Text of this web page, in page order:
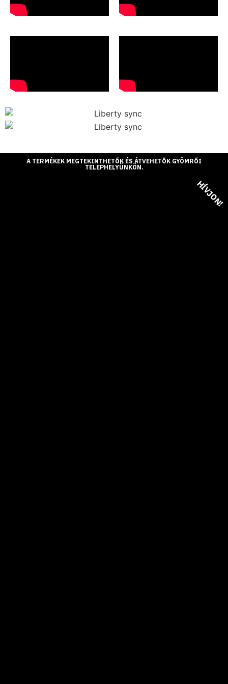
A TERMÉKEK MEGTEKINTHETŐK ÉS ÁTVEHETŐK GYÖMRŐI
TELEPHELYÜNKÖN.
HÍVJON!